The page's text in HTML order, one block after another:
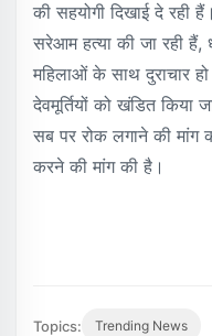
की सहयोगी दिखाई दे
सरेआम हत्या की जा रही हैं,
महिलाओं के साथ दुराचार
देवमूर्तियों को खंडित किया
सब पर रोक लगाने की मांग
करने की मांग की है।
Topics: Trending News